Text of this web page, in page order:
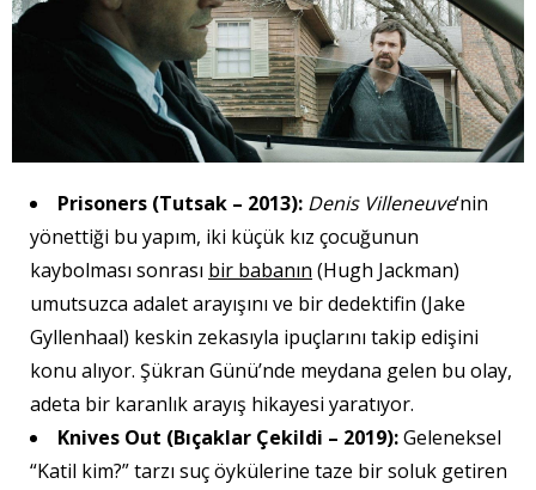
Prisoners (Tutsak – 2013): Denis Villeneuve‘nin
yönettiği bu yapım, iki küçük kız çocuğunun
kaybolması sonrası bir babanın (Hugh Jackman)
umutsuzca adalet arayışını ve bir dedektifin (Jake
Gyllenhaal) keskin zekasıyla ipuçlarını takip edişini
konu alıyor. Şükran Günü’nde meydana gelen bu olay,
adeta bir karanlık arayış hikayesi yaratıyor.
Knives Out (Bıçaklar Çekildi – 2019):Geleneksel
“Katil kim?” tarzı suç öykülerine taze bir soluk getiren